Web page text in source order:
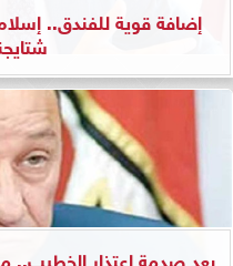
إضافة قوية للفندق..
بعد صدمة اعتذار الخطيب..